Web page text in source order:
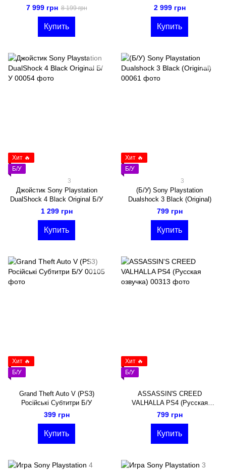
7 999 грн 8 199 грн
Купить
2 999 грн
Купить
Хит 🔥
Б/У
3
Джойстик Sony Playstation
DualShock 4 Black Original Б/У
1 299 грн
Купить
Хит 🔥
Б/У
3
(Б/У) Sony Playstation
Dualshock 3 Black (Original)
799 грн
Купить
Хит 🔥
Б/У
Grand Theft Auto V (PS3)
Російські Субтитри Б/У
399 грн
Купить
Хит 🔥
Б/У
ASSASSIN'S CREED
VALHALLA PS4 (Русская
озвучка)
799 грн
Купить